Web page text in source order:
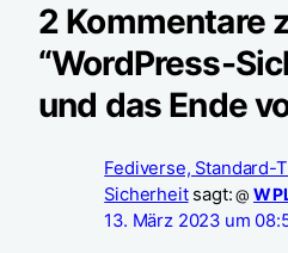
2 Kommentare
“WordPress-
und das Ende
Fediverse, Standard-
Sicherheit sagt: @
13. März 2023 um